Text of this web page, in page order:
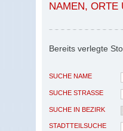
NAMEN, ORTE
Bereits verlegte
SUCHE NAME
SUCHE STRASSE
SUCHE IN BEZIRK
STADTTEILSUCHE